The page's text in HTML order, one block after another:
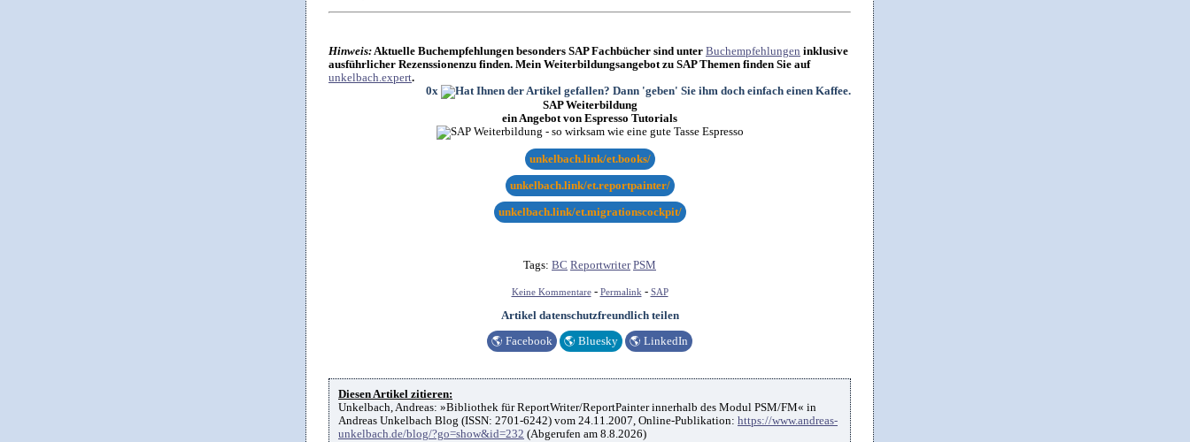
Hinweis:Aktuelle Buchempfehlungen besonders SAP Fachbücher sind unter Buchempfehlungen inklusive
ausführlicher Rezenssionenzu finden. Mein Weiterbildungsangebot zu SAP Themen finden Sie auf
unkelbach.expert.
0x
SAP Weiterbildung
ein Angebot von Espresso Tutorials
unkelbach.link/et.books/
unkelbach.link/et.reportpainter/
unkelbach.link/et.migrationscockpit/
Tags: BC Reportwriter PSM
Keine Kommentare- Permalink- SAP
Artikel datenschutzfreundlich teilen
🌎 Facebook 🌎 Bluesky 🌎 LinkedIn
Diesen Artikel zitieren:
Unkelbach, Andreas: »Bibliothek für ReportWriter/ReportPainter innerhalb des Modul PSM/FM« in
Andreas Unkelbach Blog (ISSN: 2701-6242) vom 24.11.2007, Online-Publikation: https://www.andreas-
unkelbach.de/blog/?go=show&id=232 (Abgerufen am 8.8.2026)